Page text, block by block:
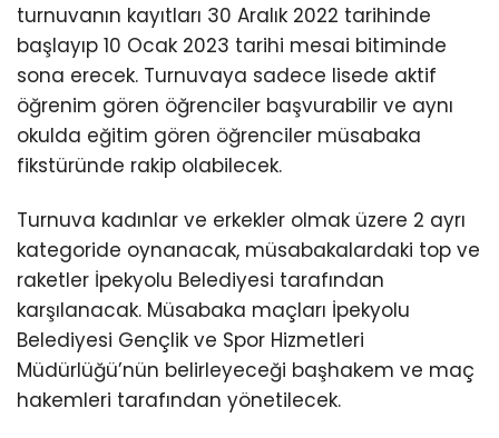
turnuvanın kayıtları 30 Aralık 2022 tarihinde
başlayıp 10 Ocak 2023 tarihi mesai bitiminde
sona erecek. Turnuvaya sadece lisede aktif
öğrenim gören öğrenciler başvurabilir ve aynı
okulda eğitim gören öğrenciler müsabaka
fikstüründe rakip olabilecek.
Turnuva kadınlar ve erkekler olmak üzere 2 ayrı
kategoride oynanacak, müsabakalardaki top ve
raketler İpekyolu Belediyesi tarafından
karşılanacak. Müsabaka maçları İpekyolu
Belediyesi Gençlik ve Spor Hizmetleri
Müdürlüğü’nün belirleyeceği başhakem ve maç
hakemleri tarafından yönetilecek.